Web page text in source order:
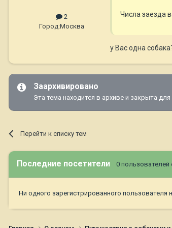
2
Город:Москва
Числа заезда
у Вас одна
Заархивировано
Эта тема находится в архиве и закрыта
Перейти к списку тем
Последние посетители 0 пользователей
Ни одного зарегистрированного пользователя